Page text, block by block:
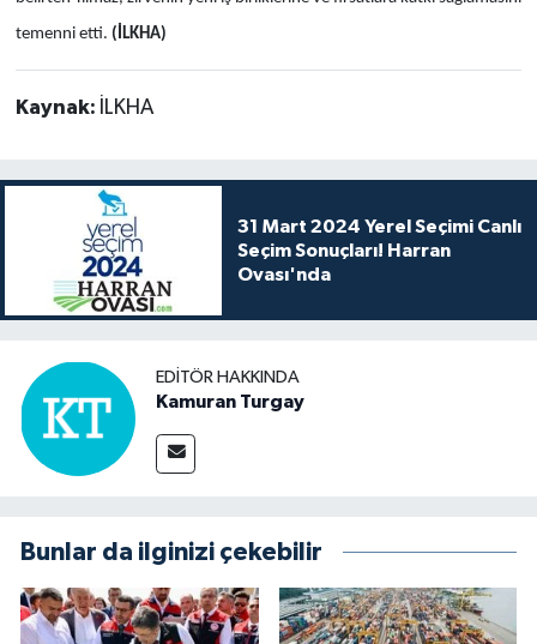
temenni etti. (İLKHA)
Kaynak: İLKHA
31 Mart 2024 Yerel Seçimi Canlı
Seçim Sonuçları! Harran
Ovası'nda
EDITÖR HAKKINDA
Kamuran Turgay
Bunlar da ilginizi çekebilir